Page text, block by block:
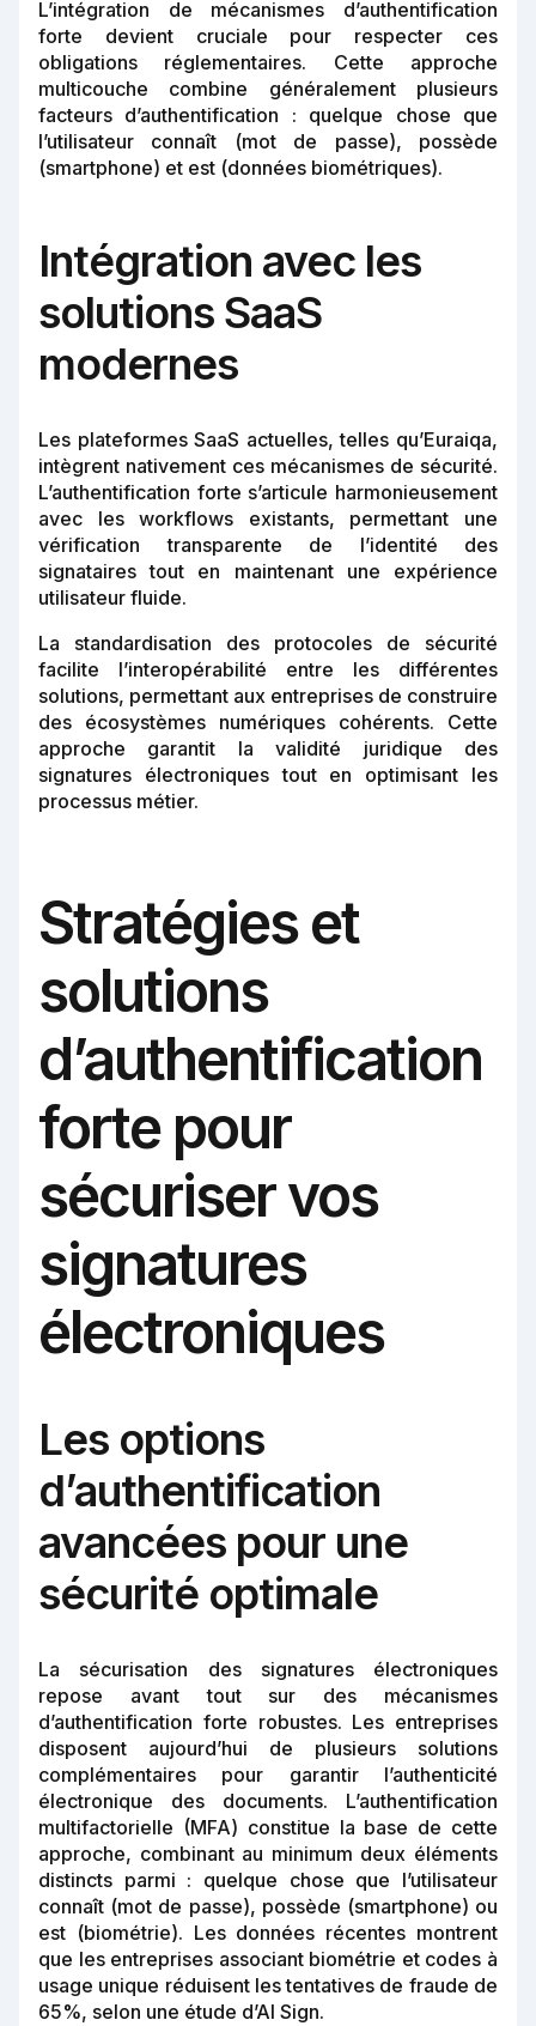
L’intégration de mécanismes d’authentification
forte devient cruciale pour respecter ces
obligations réglementaires. Cette approche
multicouche combine généralement plusieurs
facteurs d’authentification : quelque chose que
l’utilisateur connaît (mot de passe), possède
(smartphone) et est (données biométriques).
Intégration avec les
solutions SaaS
modernes
Les plateformes SaaS actuelles, telles qu’Euraiqa,
intègrent nativement ces mécanismes de sécurité.
L’authentification forte s’articule harmonieusement
avec les workflows existants, permettant une
vérification transparente de l’identité des
signataires tout en maintenant une expérience
utilisateur fluide.
La standardisation des protocoles de sécurité
facilite l’interopérabilité entre les différentes
solutions, permettant aux entreprises de construire
des écosystèmes numériques cohérents. Cette
approche garantit la validité juridique des
signatures électroniques tout en optimisant les
processus métier.
Stratégies et
solutions
d’authentification
forte pour
sécuriser vos
signatures
électroniques
Les options
d’authentification
avancées pour une
sécurité optimale
La sécurisation des signatures électroniques
repose avant tout sur des mécanismes
d’authentification forte robustes. Les entreprises
disposent aujourd’hui de plusieurs solutions
complémentaires pour garantir l’authenticité
électronique des documents. L’authentification
multifactorielle (MFA) constitue la base de cette
approche, combinant au minimum deux éléments
distincts parmi : quelque chose que l’utilisateur
connaît (mot de passe), possède (smartphone) ou
est (biométrie). Les données récentes montrent
que les entreprises associant biométrie et codes à
usage unique réduisent les tentatives de fraude de
65%, selon une étude d’AI Sign.